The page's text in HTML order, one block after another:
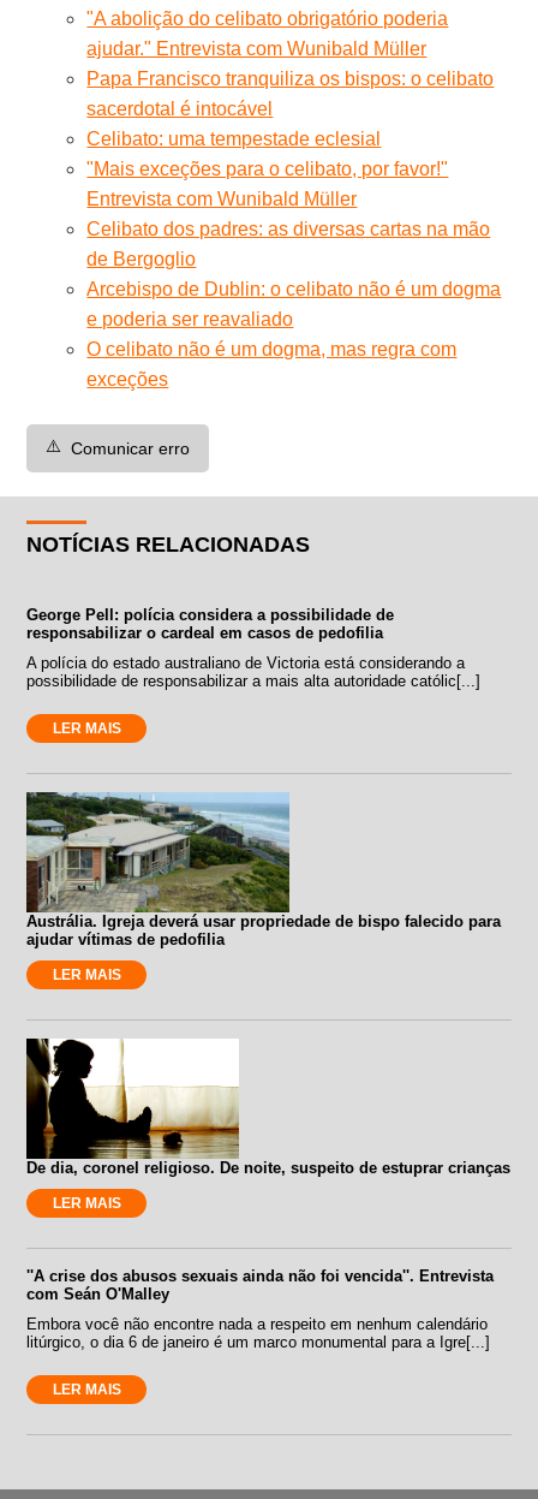
"A abolição do celibato obrigatório poderia
ajudar." Entrevista com Wunibald Müller
Papa Francisco tranquiliza os bispos: o celibato
sacerdotal é intocável
Celibato: uma tempestade eclesial
"Mais exceções para o celibato, por favor!"
Entrevista com Wunibald Müller
Celibato dos padres: as diversas cartas na mão
de Bergoglio
Arcebispo de Dublin: o celibato não é um dogma
e poderia ser reavaliado
O celibato não é um dogma, mas regra com
exceções
⚠️ Comunicar erro
NOTÍCIAS RELACIONADAS
George Pell: polícia considera a possibilidade de
responsabilizar o cardeal em casos de pedofilia
A polícia do estado australiano de Victoria está considerando a
possibilidade de responsabilizar a mais alta autoridade católic[...]
LER MAIS
Austrália. Igreja deverá usar propriedade de bispo falecido para
ajudar vítimas de pedofilia
LER MAIS
De dia, coronel religioso. De noite, suspeito de estuprar crianças
LER MAIS
''A crise dos abusos sexuais ainda não foi vencida''. Entrevista
com Seán O'Malley
Embora você não encontre nada a respeito em nenhum calendário
litúrgico, o dia 6 de janeiro é um marco monumental para a Igre[...]
LER MAIS